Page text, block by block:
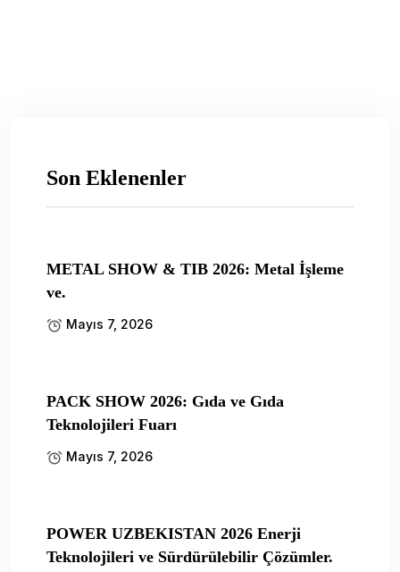
Son Eklenenler
METAL SHOW & TIB 2026: Metal İşleme
ve.
Mayıs 7, 2026
PACK SHOW 2026: Gıda ve Gıda
Teknolojileri Fuarı
Mayıs 7, 2026
POWER UZBEKISTAN 2026 Enerji
Teknolojileri ve Sürdürülebilir Çözümler.